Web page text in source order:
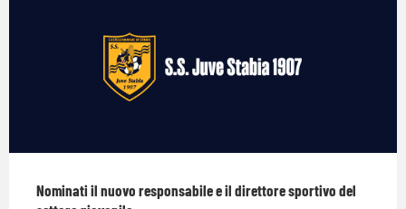
Nominati il nuovo responsabile e il direttore sportivo del